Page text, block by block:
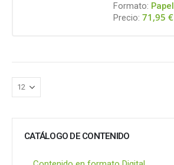
Formato: Papel
Precio: 71,95€
CATÁLOGO DE CONTENIDO